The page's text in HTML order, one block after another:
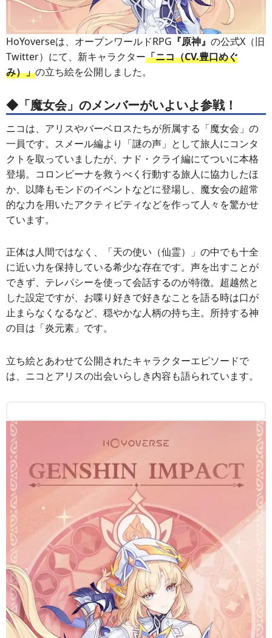
HoYoverseは、オープンワールドRPG 『原神』 の公式X（旧
Twitter）にて、新キャラクター「ニコ（CV.豊口めぐ
み）」の立ち絵を公開しました。
◆「魔女会」のメンバーがいよいよ参戦！
ニコは、アリスやバーベロスたちが所属する「魔女会」の
一員です。スメール編より「謎の声」として旅人にコンタ
クトを取っていましたが、ナド・クライ編にてついに本格
登場。コロンビーナを救うべく行動する旅人に協力したほ
か、以降もモンドのイベントなどに登場し、魔女会の超常
的な力を用いたアクティビティなどを作って人々を驚かせ
ています。
正体は人間ではなく、「天の使い（仙霊）」の中でも十全
に近い力を保持している希少な存在です。声を出すことが
できず、テレパシーを使って会話するのが特徴。超越然と
した設定ですが、お喋り好きで好きなことを語る時は口が
止まらなくなるなど、穏やかな人柄の持ち主。所持する神
の目は「炎元素」です。
立ち絵とあわせて公開されたキャラクターエピソードで
は、ニコとアリスの出会いらしき内容も語られています。